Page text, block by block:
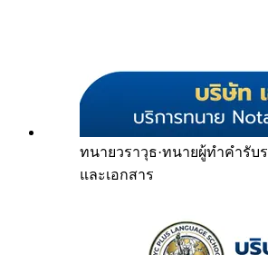
ทนายวราวุธ·ทนายผู้ทำคำรับ
และเอกสาร